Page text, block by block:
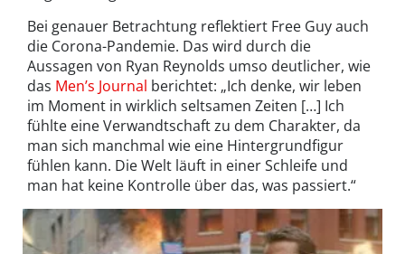
Bei genauer Betrachtung reflektiert Free Guy auch
die Corona-Pandemie. Das wird durch die
Aussagen von Ryan Reynolds umso deutlicher, wie
das Men’s Journal berichtet: „Ich denke, wir leben
im Moment in wirklich seltsamen Zeiten […] Ich
fühlte eine Verwandtschaft zu dem Charakter, da
man sich manchmal wie eine Hintergrundfigur
fühlen kann. Die Welt läuft in einer Schleife und
man hat keine Kontrolle über das, was passiert.“